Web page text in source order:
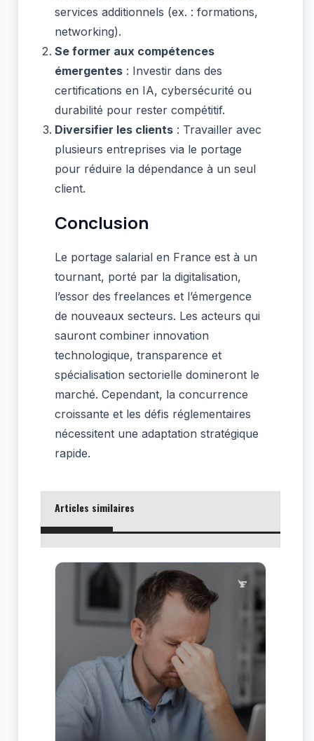
services additionnels (ex. : formations,
networking).
Se former aux compétences
émergentes : Investir dans des
certifications en IA, cybersécurité ou
durabilité pour rester compétitif.
Diversifier les clients : Travailler avec
plusieurs entreprises via le portage
pour réduire la dépendance à un seul
client.
Conclusion
Le portage salarial en France est à un
tournant, porté par la digitalisation,
l’essor des freelances et l’émergence
de nouveaux secteurs. Les acteurs qui
sauront combiner innovation
technologique, transparence et
spécialisation sectorielle domineront le
marché. Cependant, la concurrence
croissante et les défis réglementaires
nécessitent une adaptation stratégique
rapide.
Articles similaires